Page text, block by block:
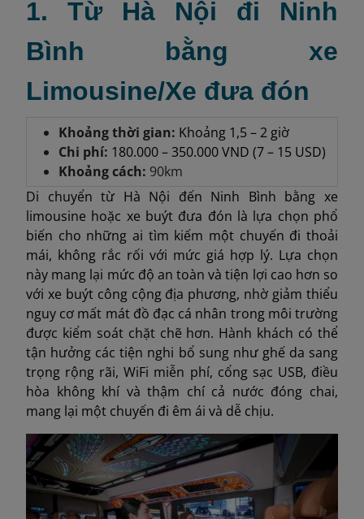
1. Từ Hà Nội đi Ninh
Bình bằng xe
Limousine/Xe đưa đón
Khoảng thời gian: Khoảng 1,5 – 2 giờ
Chi phí: 180.000 – 350.000 VND (7 – 15 USD)
Khoảng cách: 90km
Di chuyển từ Hà Nội đến Ninh Bình bằng xe
limousine hoặc xe buýt đưa đón là lựa chọn phổ
biến cho những ai tìm kiếm một chuyến đi thoải
mái, không rắc rối với mức giá hợp lý. Lựa chọn
này mang lại mức độ an toàn và tiện lợi cao hơn so
với xe buýt công cộng địa phương, nhờ giảm thiểu
nguy cơ mất mát đồ đạc cá nhân trong môi trường
được kiểm soát chặt chẽ hơn. Hành khách có thể
tận hưởng các tiện nghi bổ sung như ghế da sang
trọng rộng rãi, WiFi miễn phí, cổng sạc USB, điều
hòa không khí và thậm chí cả nước đóng chai,
mang lại một chuyến đi êm ái và dễ chịu.